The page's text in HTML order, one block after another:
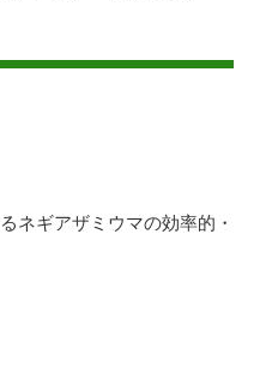
ネギアザミウマの効率的・